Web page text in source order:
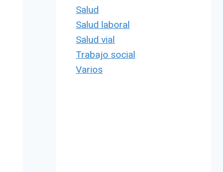
Salud
Salud laboral
Salud vial
Trabajo social
Varios